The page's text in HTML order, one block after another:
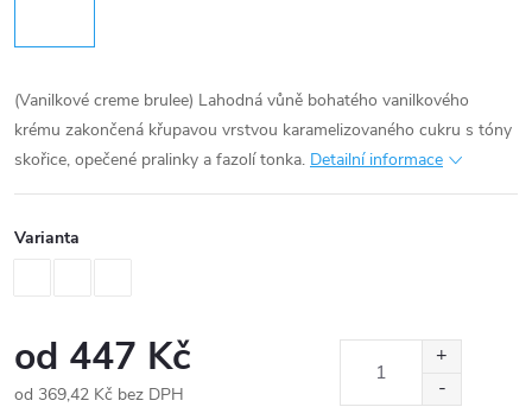
(Vanilkové creme brulee) Lahodná vůně bohatého vanilkového
krému zakončená křupavou vrstvou karamelizovaného cukru s tóny
skořice, opečené pralinky a fazolí tonka. Detailní informace
Varianta
od 447 Kč
od 369,42 Kč bez DPH